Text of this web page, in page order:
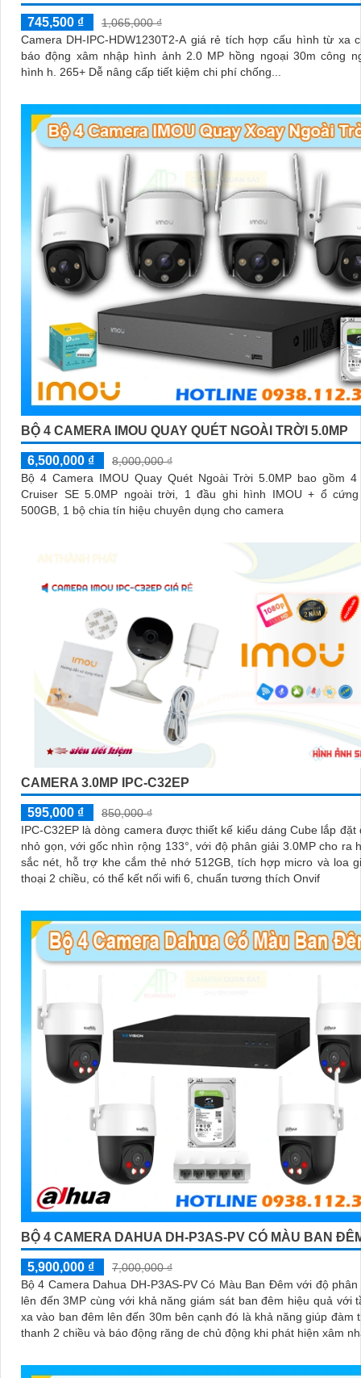
745,500 ₫
1,065,000 ₫
Camera DH-IPC-HDW1230T2-A giá rẻ tích hợp cấu hình từ xa chuẩn IP
báo động xâm nhập hình ảnh 2.0 MP hồng ngoại 30m công
hình h. 265+ Dễ nâng cấp tiết kiệm chi phí chống...
BỘ 4 CAMERA IMOU QUAY QUÉT NGOÀI TRỜI 5.0MP
6,500,000 ₫
8,000,000 ₫
Bộ 4 Camera IMOU Quay Quét Ngoài Trời 5.0MP bao gồm 4
Cruiser SE 5.0MP ngoài trời, 1 đầu ghi hình IMOU + ổ
500GB, 1 bộ chia tín hiệu chuyên dụng cho camera
CAMERA 3.0MP IPC-C32EP
595,000 ₫
850,000 ₫
IPC-C32EP là dòng camera được thiết kế kiểu dáng Cube lắp đặt
nhỏ gọn, với gốc nhìn rộng 133°, với độ phân giải 3.0MP cho ra
sắc nét, hỗ trợ khe cắm thẻ nhớ 512GB, tích hợp micro và loa
thoại 2 chiều, có thể kết nối wifi 6, chuẩn tương thích Onvif
BỘ 4 CAMERA DAHUA DH-P3AS-PV CÓ MÀU BAN
5,900,000 ₫
7,000,000 ₫
Bộ 4 Camera Dahua DH-P3AS-PV Có Màu Ban Đêm với độ phân
lên đến 3MP cùng với khả năng giám sát ban đêm hiệu quả với
xa vào ban đêm lên đến 30m bên cạnh đó là khả năng giúp đàm
thanh 2 chiều và báo động răng de chủ động khi phát hiện xâm